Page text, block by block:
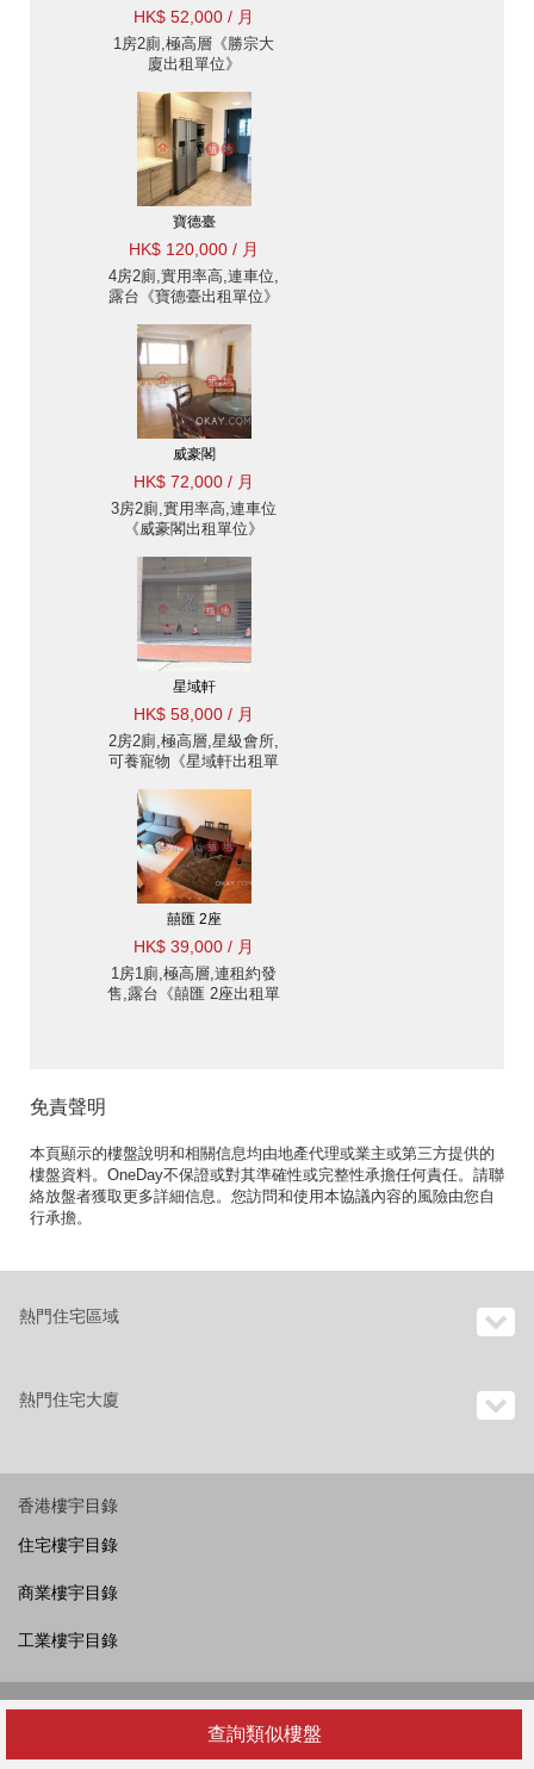
查詢類似樓盤
HK$ 52,000 / 月
1房2廁,極高層《勝宗大
廈出租單位》
寶德臺
HK$ 120,000 / 月
4房2廁,實用率高,連車位,
露台《寶德臺出租單位》
威豪閣
HK$ 72,000 / 月
3房2廁,實用率高,連車位
《威豪閣出租單位》
星域軒
HK$ 58,000 / 月
2房2廁,極高層,星級會所,
可養寵物《星域軒出租單
囍匯 2座
HK$ 39,000 / 月
1房1廁,極高層,連租約發
售,露台《囍匯 2座出租單
免責聲明
本頁顯示的樓盤說明和相關信息均由地產代理或業主或第三方提供的
樓盤資料。OneDay不保證或對其準確性或完整性承擔任何責任。請聯
絡放盤者獲取更多詳細信息。您訪問和使用本協議內容的風險由您自
行承擔。
熱門住宅區域
熱門住宅大廈
香港樓宇目錄
住宅樓宇目錄
商業樓宇目錄
工業樓宇目錄
OneDay國際
香港